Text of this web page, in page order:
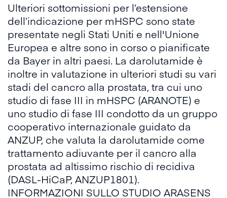
Ulteriori sottomissioni per l’estensione
dell’indicazione per mHSPC sono state
presentate negli Stati Uniti e nell'Unione
Europea e altre sono in corso o pianificate
da Bayer in altri paesi. La darolutamide è
inoltre in valutazione in ulteriori studi su vari
stadi del cancro alla prostata, tra cui uno
studio di fase III in mHSPC (ARANOTE) e
uno studio di fase III condotto da un gruppo
cooperativo internazionale guidato da
ANZUP, che valuta la darolutamide come
trattamento adiuvante per il cancro alla
prostata ad altissimo rischio di recidiva
(DASL-HiCaP, ANZUP1801).
INFORMAZIONI SULLO STUDIO ARASENS